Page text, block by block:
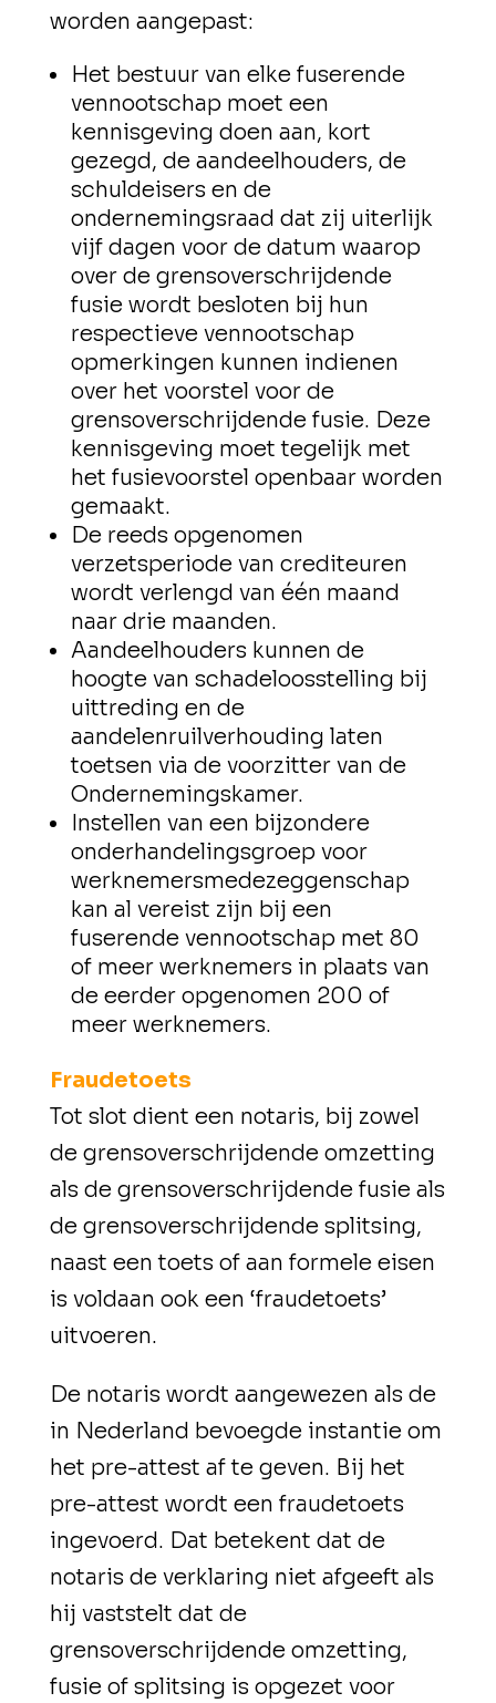
worden aangepast:
Het bestuur van elke fuserende
vennootschap moet een
kennisgeving doen aan, kort
gezegd, de aandeelhouders, de
schuldeisers en de
ondernemingsraad dat zij uiterlijk
vijf dagen voor de datum waarop
over de grensoverschrijdende
fusie wordt besloten bij hun
respectieve vennootschap
opmerkingen kunnen indienen
over het voorstel voor de
grensoverschrijdende fusie. Deze
kennisgeving moet tegelijk met
het fusievoorstel openbaar worden
gemaakt.
De reeds opgenomen
verzetsperiode van crediteuren
wordt verlengd van één maand
naar drie maanden.
Aandeelhouders kunnen de
hoogte van schadeloosstelling bij
uittreding en de
aandelenruilverhouding laten
toetsen via de voorzitter van de
Ondernemingskamer.
Instellen van een bijzondere
onderhandelingsgroep voor
werknemersmedezeggenschap
kan al vereist zijn bij een
fuserende vennootschap met 80
of meer werknemers in plaats van
de eerder opgenomen 200 of
meer werknemers.
Fraudetoets
Tot slot dient een notaris, bij zowel
de grensoverschrijdende omzetting
als de grensoverschrijdende fusie als
de grensoverschrijdende splitsing,
naast een toets of aan formele eisen
is voldaan ook een ‘fraudetoets’
uitvoeren.
De notaris wordt aangewezen als de
in Nederland bevoegde instantie om
het pre-attest af te geven. Bij het
pre-attest wordt een fraudetoets
ingevoerd. Dat betekent dat de
notaris de verklaring niet afgeeft als
hij vaststelt dat de
grensoverschrijdende omzetting,
fusie of splitsing is opgezet voor